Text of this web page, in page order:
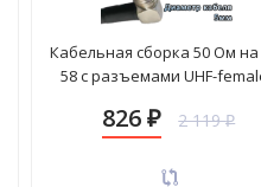
Кабельная сборка 50 Ом на
58 с разъемами UHF-
826₽ 2 119₽